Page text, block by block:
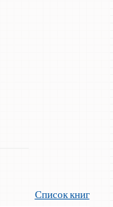
Список книг